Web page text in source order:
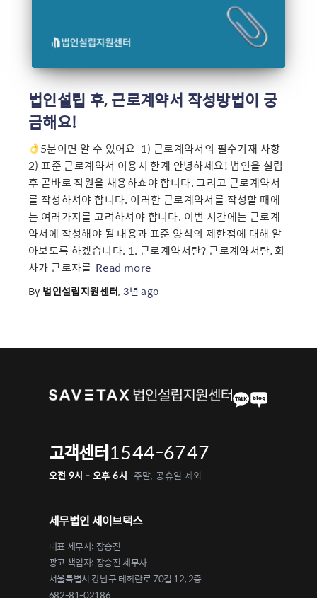
법인설립 후, 근로계약서 작성방법이 궁
금해요!
5분이면 알 수 있어요 ​ 1) 근로계약서의 필수기재 사항
2) 표준 근로계약서 이용시 한계 안녕하세요! 법인을 설립
후 곧바로 직원을 채용하쇼야 합니다. 그리고 근로계약서
를 작성하셔야 합니다. 이러한 근로계약서를 작성할 때에
는 여러가지를 고려하셔야 합니다. 이번 시간에는 근로계
약서에 작성해야 될 내용과 표준 양식의 제한점에 대해 알
아보도록 하겠습니다. 1. 근로계약서란? 근로계약서란, 회
사가 근로자를 Read more
By 법인설립지원센터,3년 ago
고객센터1544-6747
오전 9시 - 오후 6시 주말, 공휴일 제외
세무법인 세이브택스
대표 세무사: 장승진
광고 책임자: 장승진 세무사
서울특별시 강남구 테헤란로 70길 12, 2층
682-81-02186